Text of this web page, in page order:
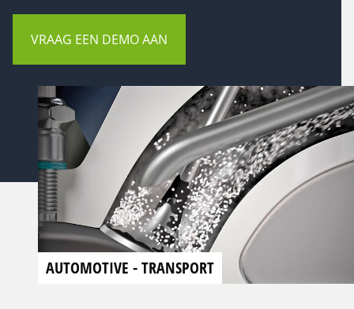
VACATURE
Webshop voor bedrijven
Voor consumenten
VRAAG EEN DEMO AAN
AUTOMOTIVE - TRANSPORT